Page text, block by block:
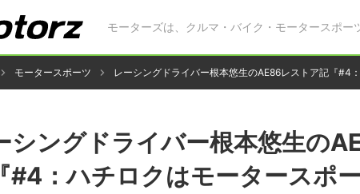
モーターズは、クルマ・バイク・モータースポー
モータースポーツ レーシングドライバー根本悠生のAE86レストア記『#4
シングドライバー根本悠生の
#4：ハチロクはモータースポ